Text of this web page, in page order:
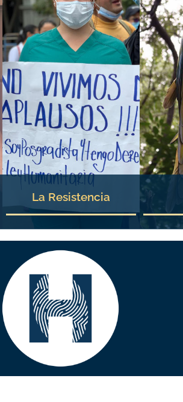
La Resistencia